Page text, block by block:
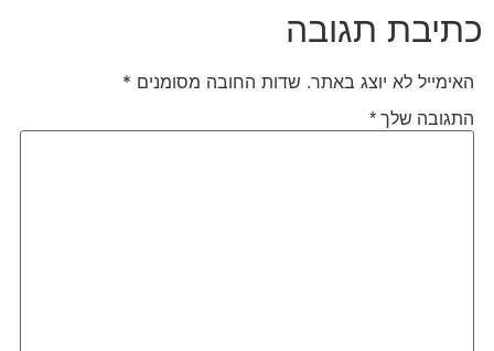
כתיבת תגובה
האימייל לא יוצג באתר. שדות החובה מסומנים *
התגובה שלך *